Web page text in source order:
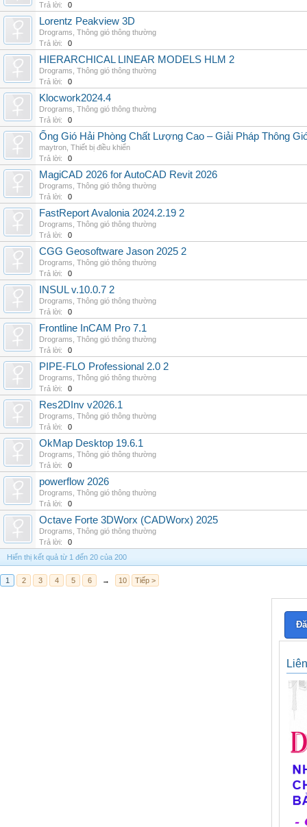
Trả lời:
0
Lorentz Peakview 3D
Drograms Thông gió thông thường
Trả lời:
0
HIERARCHICAL LINEAR MODELS HLM 2
Drograms Thông gió thông thường
Trả lời:
0
Klocwork2024.4
Drograms Thông gió thông thường
Trả lời:
0
Ống Gió Hải Phòng Chất Lượng Cao – Giải Pháp Thông
maytron Thiết bị điều khiển
Trả lời:
0
MagiCAD 2026 for AutoCAD Revit 2026
Drograms Thông gió thông thường
Trả lời:
0
FastReport Avalonia 2024.2.19 2
Drograms Thông gió thông thường
Trả lời:
0
CGG Geosoftware Jason 2025 2
Drograms Thông gió thông thường
Trả lời:
0
INSUL v.10.0.7 2
Drograms Thông gió thông thường
Trả lời:
0
Frontline InCAM Pro 7.1
Drograms Thông gió thông thường
Trả lời:
0
PIPE-FLO Professional 2.0 2
Drograms Thông gió thông thường
Trả lời:
0
Res2DInv v2026.1
Drograms Thông gió thông thường
Trả lời:
0
OkMap Desktop 19.6.1
Drograms Thông gió thông thường
Trả lời:
0
powerflow 2026
Drograms Thông gió thông thường
Trả lời:
0
Octave Forte 3DWorx (CADWorx) 2025
Drograms Thông gió thông thường
Trả lời:
0
Hiển thị kết quả từ 1 đến 20 của 200
1 2 3 4 5 6 → 10 Tiếp >